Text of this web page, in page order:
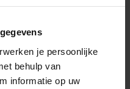
je persoonlijke
behulp van
informatie op uw